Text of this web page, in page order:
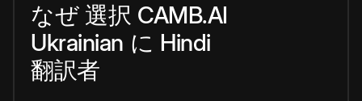
なぜ 選択 CAMB.AI
Ukrainian に Hindi
翻訳者